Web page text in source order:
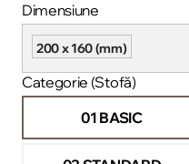
Dimensiune
200 x 160 (mm)
Categorie (Stofă)
01 BASIC